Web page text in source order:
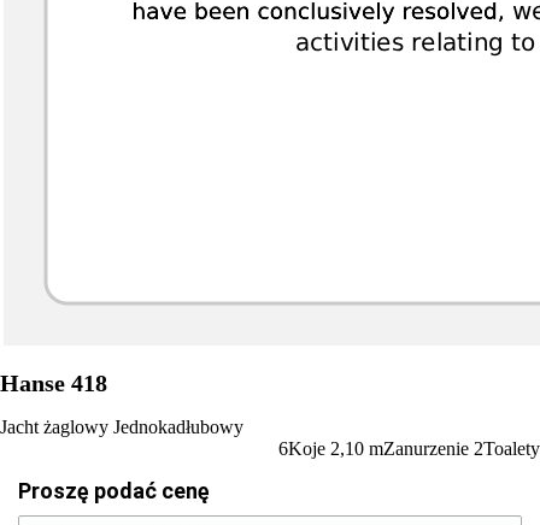
Hanse 418
Jacht żaglowy Jednokadłubowy
6Koje 2,10 mZanurzenie 2Toalety
Proszę podać cenę